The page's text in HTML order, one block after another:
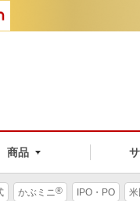
商品
かぶミニ® IPO・PO